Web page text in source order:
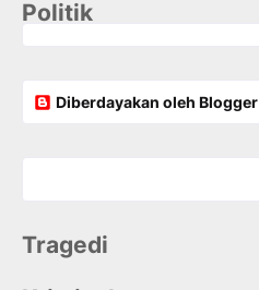
Politik
Diberdayakan oleh Blogger
Tragedi